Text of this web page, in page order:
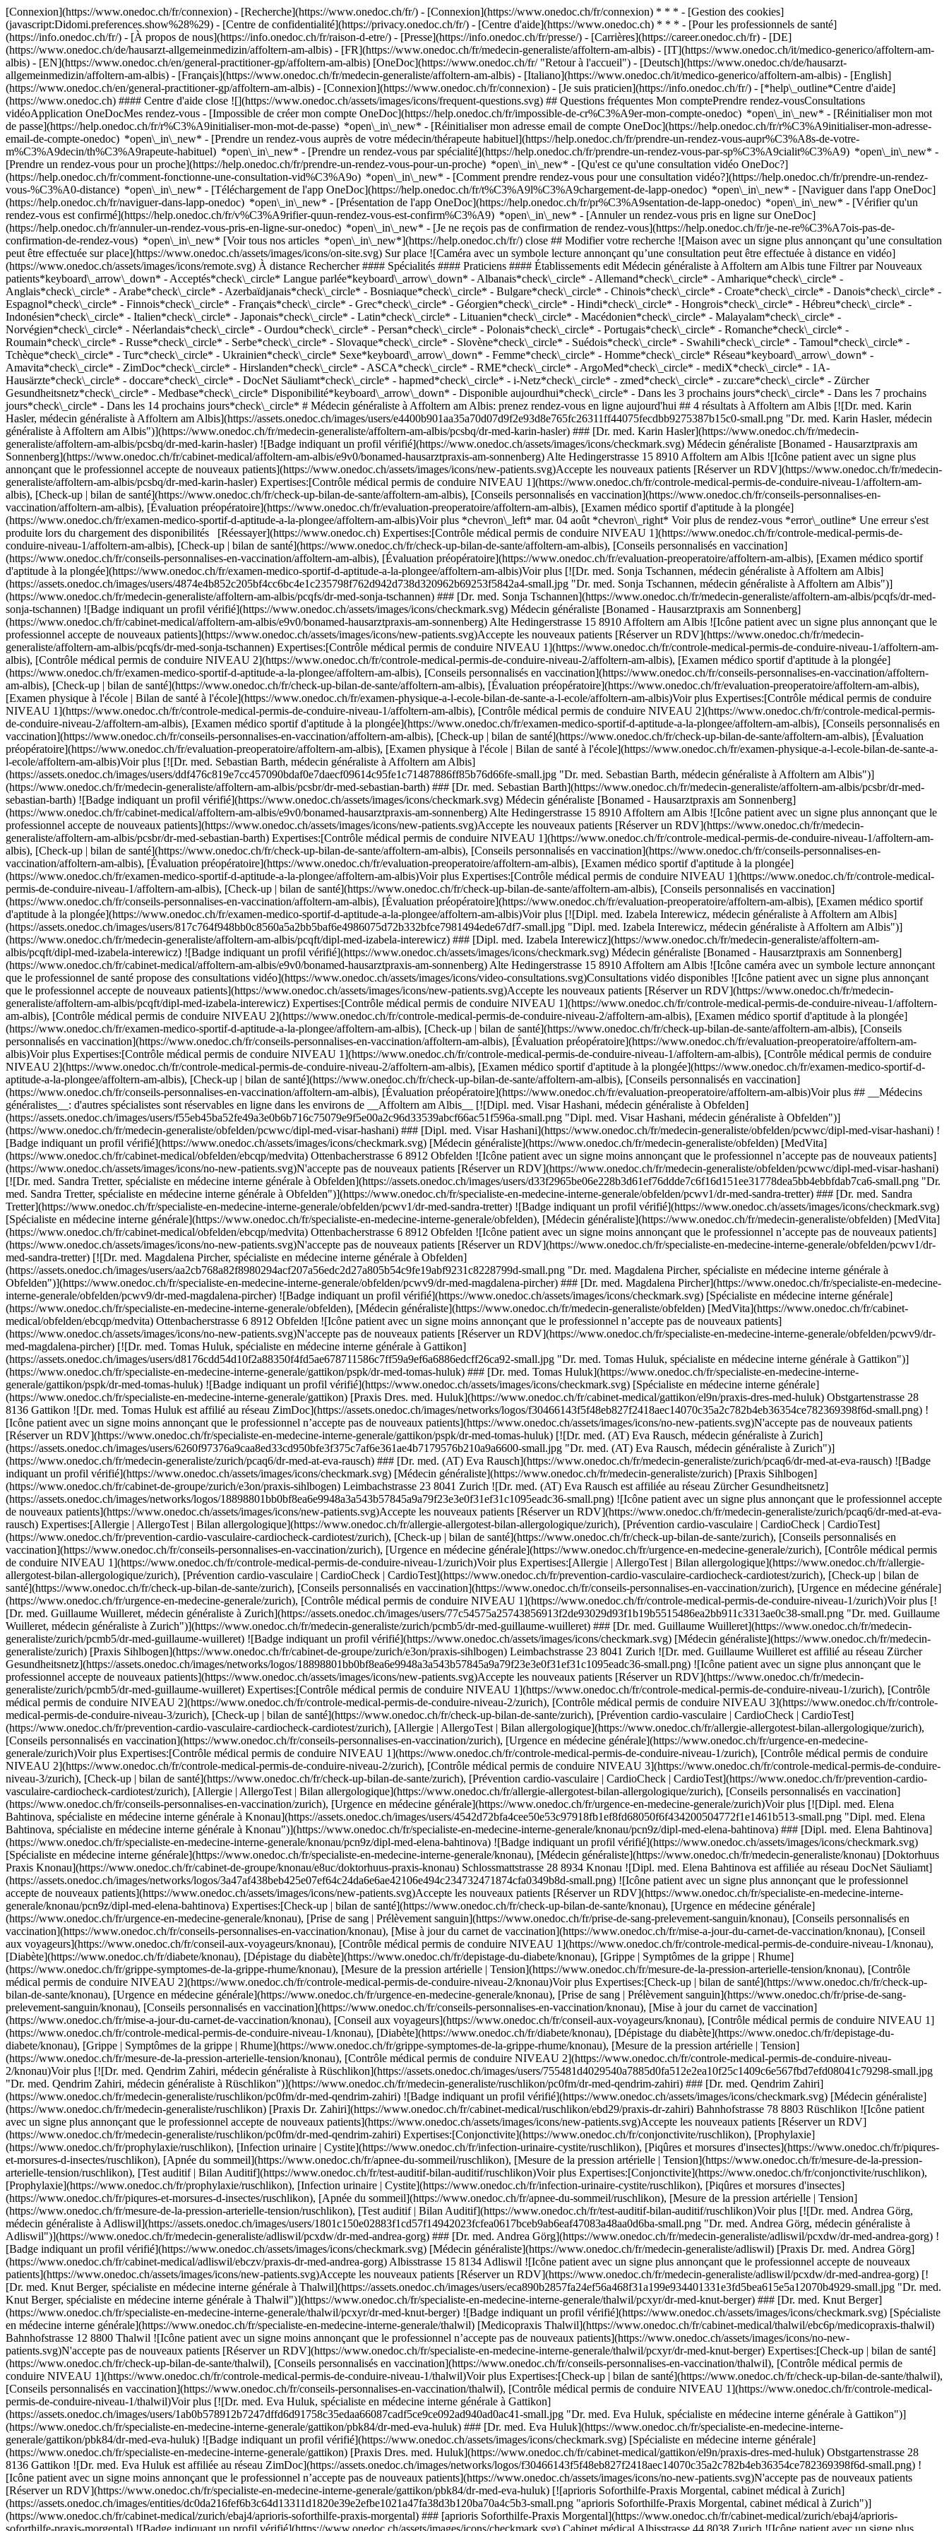
[Connexion](https://www.onedoc.ch/fr/connexion) - [Recherche](https://www.onedoc.ch/fr/) - [Connexion](https://www.onedoc.ch/fr/connexion) * * * - [Gestion des cookies]
(javascript:Didomi.preferences.show%28%29) - [Centre de confidentialité](https://privacy.onedoc.ch/fr/) - [Centre d'aide](https://www.onedoc.ch) * * * - [Pour les professionnels de santé]
(https://info.onedoc.ch/fr/) - [À propos de nous](https://info.onedoc.ch/fr/raison-d-etre/) - [Presse](https://info.onedoc.ch/fr/presse/) - [Carrières](https://career.onedoc.ch/fr) - [DE]
(https://www.onedoc.ch/de/hausarzt-allgemeinmedizin/affoltern-am-albis) - [FR](https://www.onedoc.ch/fr/medecin-generaliste/affoltern-am-albis) - [IT](https://www.onedoc.ch/it/medico-generico/affoltern-am-
albis) - [EN](https://www.onedoc.ch/en/general-practitioner-gp/affoltern-am-albis) [OneDoc](https://www.onedoc.ch/fr/ "Retour à l'accueil") - [Deutsch](https://www.onedoc.ch/de/hausarzt-
allgemeinmedizin/affoltern-am-albis) - [Français](https://www.onedoc.ch/fr/medecin-generaliste/affoltern-am-albis) - [Italiano](https://www.onedoc.ch/it/medico-generico/affoltern-am-albis) - [English]
(https://www.onedoc.ch/en/general-practitioner-gp/affoltern-am-albis) - [Connexion](https://www.onedoc.ch/fr/connexion) - [Je suis praticien](https://info.onedoc.ch/fr/) - [*help\_outline*Centre d'aide]
(https://www.onedoc.ch) #### Centre d'aide close ![](https://www.onedoc.ch/assets/images/icons/frequent-questions.svg) ## Questions fréquentes Mon comptePrendre rendez-vousConsultations
vidéoApplication OneDocMes rendez-vous - [Impossible de créer mon compte OneDoc](https://help.onedoc.ch/fr/impossible-de-cr%C3%A9er-mon-compte-onedoc) *open\_in\_new* - [Réinitialiser mon mot
de passe](https://help.onedoc.ch/fr/r%C3%A9initialiser-mon-mot-de-passe) *open\_in\_new* - [Réinitialiser mon adresse email de compte OneDoc](https://help.onedoc.ch/fr/r%C3%A9initialiser-mon-adresse-
email-de-compte-onedoc) *open\_in\_new* - [Prendre un rendez-vous auprès de votre médecin/thérapeute habituel](https://help.onedoc.ch/fr/prendre-un-rendez-vous-aupr%C3%A8s-de-votre-
m%C3%A9decin/th%C3%A9rapeute-habituel) *open\_in\_new* - [Prendre un rendez-vous par spécialité](https://help.onedoc.ch/fr/prendre-un-rendez-vous-par-sp%C3%A9cialit%C3%A9) *open\_in\_new* -
[Prendre un rendez-vous pour un proche](https://help.onedoc.ch/fr/prendre-un-rendez-vous-pour-un-proche) *open\_in\_new* - [Qu'est ce qu'une consultation vidéo OneDoc?]
(https://help.onedoc.ch/fr/comment-fonctionne-une-consultation-vid%C3%A9o) *open\_in\_new* - [Comment prendre rendez-vous pour une consultation vidéo?](https://help.onedoc.ch/fr/prendre-un-rendez-
vous-%C3%A0-distance) *open\_in\_new* - [Téléchargement de l'app OneDoc](https://help.onedoc.ch/fr/t%C3%A9l%C3%A9chargement-de-lapp-onedoc) *open\_in\_new* - [Naviguer dans l'app OneDoc]
(https://help.onedoc.ch/fr/naviguer-dans-lapp-onedoc) *open\_in\_new* - [Présentation de l'app OneDoc](https://help.onedoc.ch/fr/pr%C3%A9sentation-de-lapp-onedoc) *open\_in\_new* - [Vérifier qu'un rendez-vous est confirmé](https://help.onedoc.ch/fr/v%C3%A9rifier-quun-rendez-vous-est-confirm%C3%A9) *open\_in\_new* - [Annuler un rendez-vous pris en ligne sur OneDoc](https://help.onedoc.ch/fr/annuler-un-rendez-vous-pris-en-ligne-sur-onedoc) *open\_in\_new* - [Je ne reçois pas de confirmation de rendez-vous](https://help.onedoc.ch/fr/je-ne-re%C3%A7ois-pas-de-confirmation-de-rendez-vous) *open\_in\_new* [Voir tous nos articles *open\_in\_new*](https://help.onedoc.ch/fr/) close ## Modifier votre recherche ![Maison avec un signe plus annonçant qu’une consultation peut être effectuée sur place](https://www.onedoc.ch/assets/images/icons/on-site.svg) Sur place ![Caméra avec un symbole lecture annonçant qu’une consultation peut être effectuée à distance en vidéo](https://www.onedoc.ch/assets/images/icons/remote.svg) À distance Rechercher #### Spécialités #### Praticiens #### Établissements edit Médecin généraliste à Affoltern am Albis tune Filtrer par Nouveaux patients*keyboard\_arrow\_down* - Acceptés*check\_circle* Langue parlée*keyboard\_arrow\_down* - Albanais*check\_circle* - Allemand*check\_circle* - Amharique*check\_circle* - Anglais*check\_circle* - Arabe*check\_circle* - Azerbaïdjanais*check\_circle* - Bosniaque*check\_circle* - Bulgare*check\_circle* - Chinois*check\_circle* - Croate*check\_circle* - Danois*check\_circle* - Espagnol*check\_circle* - Finnois*check\_circle* - Français*check\_circle* - Grec*check\_circle* - Géorgien*check\_circle* - Hindi*check\_circle* - Hongrois*check\_circle* - Hébreu*check\_circle* - Indonésien*check\_circle* - Italien*check\_circle* - Japonais*check\_circle* - Latin*check\_circle* - Lituanien*check\_circle* - Macédonien*check\_circle* - Malayalam*check\_circle* - Norvégien*check\_circle* - Néerlandais*check\_circle* - Ourdou*check\_circle* - Persan*check\_circle* - Polonais*check\_circle* - Portugais*check\_circle* - Romanche*check\_circle* - Roumain*check\_circle* - Russe*check\_circle* - Serbe*check\_circle* - Slovaque*check\_circle* - Slovène*check\_circle* - Suédois*check\_circle* - Swahili*check\_circle* - Tamoul*check\_circle* - Tchèque*check\_circle* - Turc*check\_circle* - Ukrainien*check\_circle* Sexe*keyboard\_arrow\_down* - Femme*check\_circle* - Homme*check\_circle* Réseau*keyboard\_arrow\_down* - Amavita*check\_circle* - ZimDoc*check\_circle* - Hirslanden*check\_circle* - ASCA*check\_circle* - RME*check\_circle* - ArgoMed*check\_circle* - mediX*check\_circle* - 1A-Hausärzte*check\_circle* - doccare*check\_circle* - DocNet Säuliamt*check\_circle* - hapmed*check\_circle* - i-Netz*check\_circle* - zmed*check\_circle* - zu:care*check\_circle* - Zürcher Gesundheitsnetz*check\_circle* - Medbase*check\_circle* Disponibilité*keyboard\_arrow\_down* - Disponible aujourdhui*check\_circle* - Dans les 3 prochains jours*check\_circle* - Dans les 7 prochains jours*check\_circle* - Dans les 14 prochains jours*check\_circle* # Médecin généraliste à Affoltern am Albis: prenez rendez-vous en ligne aujourd'hui ## 4 résultats à Affoltern am Albis [![Dr. med. Karin Hasler, médecin généraliste à Affoltern am Albis](https://assets.onedoc.ch/images/users/e4400b901aa35a70d07d9f2e93d8e765fc26311ff44075fecdbb9275387b15c0-small.png "Dr. med. Karin Hasler, médecin généraliste à Affoltern am Albis")](https://www.onedoc.ch/fr/medecin-generaliste/affoltern-am-albis/pcsbq/dr-med-karin-hasler) ### [Dr. med. Karin Hasler](https://www.onedoc.ch/fr/medecin-generaliste/affoltern-am-albis/pcsbq/dr-med-karin-hasler) ![Badge indiquant un profil vérifié](https://www.onedoc.ch/assets/images/icons/checkmark.svg) Médecin généraliste [Bonamed - Hausarztpraxis am Sonnenberg](https://www.onedoc.ch/fr/cabinet-medical/affoltern-am-albis/e9v0/bonamed-hausarztpraxis-am-sonnenberg) Alte Hedingerstrasse 15 8910 Affoltern am Albis ![Icône patient avec un signe plus annonçant que le professionnel accepte de nouveaux patients](https://www.onedoc.ch/assets/images/icons/new-patients.svg)Accepte les nouveaux patients [Réserver un RDV](https://www.onedoc.ch/fr/medecin-generaliste/affoltern-am-albis/pcsbq/dr-med-karin-hasler) Expertises:[Contrôle médical permis de conduire NIVEAU 1](https://www.onedoc.ch/fr/controle-medical-permis-de-conduire-niveau-1/affoltern-am-albis), [Check-up | bilan de santé](https://www.onedoc.ch/fr/check-up-bilan-de-sante/affoltern-am-albis), [Conseils personnalisés en vaccination](https://www.onedoc.ch/fr/conseils-personnalises-en-vaccination/affoltern-am-albis), [Évaluation préopératoire](https://www.onedoc.ch/fr/evaluation-preoperatoire/affoltern-am-albis), [Examen médico sportif d'aptitude à la plongée](https://www.onedoc.ch/fr/examen-medico-sportif-d-aptitude-a-la-plongee/affoltern-am-albis)Voir plus *chevron\_left* mar. 04 août *chevron\_right* Voir plus de rendez-vous *error\_outline* Une erreur s'est produite lors du chargement des disponibilités [Réessayer](https://www.onedoc.ch) Expertises:[Contrôle médical permis de conduire NIVEAU 1](https://www.onedoc.ch/fr/controle-medical-permis-de-conduire-niveau-1/affoltern-am-albis), [Check-up | bilan de santé](https://www.onedoc.ch/fr/check-up-bilan-de-sante/affoltern-am-albis), [Conseils personnalisés en vaccination](https://www.onedoc.ch/fr/conseils-personnalises-en-vaccination/affoltern-am-albis), [Évaluation préopératoire](https://www.onedoc.ch/fr/evaluation-preoperatoire/affoltern-am-albis), [Examen médico sportif d'aptitude à la plongée](https://www.onedoc.ch/fr/examen-medico-sportif-d-aptitude-a-la-plongee/affoltern-am-albis)Voir plus [![Dr. med. Sonja Tschannen, médecin généraliste à Affoltern am Albis](https://assets.onedoc.ch/images/users/4874e4b852c205bf4cc6bc4e1c235798f762d942d738d320962b69253f5842a4-small.jpg "Dr. med. Sonja Tschannen, médecin généraliste à Affoltern am Albis")](https://www.onedoc.ch/fr/medecin-generaliste/affoltern-am-albis/pcqfs/dr-med-sonja-tschannen) ### [Dr. med. Sonja Tschannen](https://www.onedoc.ch/fr/medecin-generaliste/affoltern-am-albis/pcqfs/dr-med-sonja-tschannen) ![Badge indiquant un profil vérifié](https://www.onedoc.ch/assets/images/icons/checkmark.svg) Médecin généraliste [Bonamed - Hausarztpraxis am Sonnenberg](https://www.onedoc.ch/fr/cabinet-medical/affoltern-am-albis/e9v0/bonamed-hausarztpraxis-am-sonnenberg) Alte Hedingerstrasse 15 8910 Affoltern am Albis ![Icône patient avec un signe plus annonçant que le professionnel accepte de nouveaux patients](https://www.onedoc.ch/assets/images/icons/new-patients.svg)Accepte les nouveaux patients [Réserver un RDV](https://www.onedoc.ch/fr/medecin-generaliste/affoltern-am-albis/pcqfs/dr-med-sonja-tschannen) Expertises:[Contrôle médical permis de conduire NIVEAU 1](https://www.onedoc.ch/fr/controle-medical-permis-de-conduire-niveau-1/affoltern-am-albis), [Contrôle médical permis de conduire NIVEAU 2](https://www.onedoc.ch/fr/controle-medical-permis-de-conduire-niveau-2/affoltern-am-albis), [Examen médico sportif d'aptitude à la plongée](https://www.onedoc.ch/fr/examen-medico-sportif-d-aptitude-a-la-plongee/affoltern-am-albis), [Conseils personnalisés en vaccination](https://www.onedoc.ch/fr/conseils-personnalises-en-vaccination/affoltern-am-albis), [Check-up | bilan de santé](https://www.onedoc.ch/fr/check-up-bilan-de-sante/affoltern-am-albis), [Évaluation préopératoire](https://www.onedoc.ch/fr/evaluation-preoperatoire/affoltern-am-albis), [Examen physique à l'école | Bilan de santé à l'école](https://www.onedoc.ch/fr/examen-physique-a-l-ecole-bilan-de-sante-a-l-ecole/affoltern-am-albis)Voir plus Expertises:[Contrôle médical permis de conduire NIVEAU 1](https://www.onedoc.ch/fr/controle-medical-permis-de-conduire-niveau-1/affoltern-am-albis), [Contrôle médical permis de conduire NIVEAU 2](https://www.onedoc.ch/fr/controle-medical-permis-de-conduire-niveau-2/affoltern-am-albis), [Examen médico sportif d'aptitude à la plongée](https://www.onedoc.ch/fr/examen-medico-sportif-d-aptitude-a-la-plongee/affoltern-am-albis), [Conseils personnalisés en vaccination](https://www.onedoc.ch/fr/conseils-personnalises-en-vaccination/affoltern-am-albis), [Check-up | bilan de santé](https://www.onedoc.ch/fr/check-up-bilan-de-sante/affoltern-am-albis), [Évaluation préopératoire](https://www.onedoc.ch/fr/evaluation-preoperatoire/affoltern-am-albis), [Examen physique à l'école | Bilan de santé à l'école](https://www.onedoc.ch/fr/examen-physique-a-l-ecole-bilan-de-sante-a-l-ecole/affoltern-am-albis)Voir plus [![Dr. med. Sebastian Barth, médecin généraliste à Affoltern am Albis](https://assets.onedoc.ch/images/users/ddf476c819e7cc457090bdaf0e7daecf09614c95fe1c71487886ff85b76d66fe-small.jpg "Dr. med. Sebastian Barth, médecin généraliste à Affoltern am Albis")](https://www.onedoc.ch/fr/medecin-generaliste/affoltern-am-albis/pcsbr/dr-med-sebastian-barth) ### [Dr. med. Sebastian Barth](https://www.onedoc.ch/fr/medecin-generaliste/affoltern-am-albis/pcsbr/dr-med-sebastian-barth) ![Badge indiquant un profil vérifié](https://www.onedoc.ch/assets/images/icons/checkmark.svg) Médecin généraliste [Bonamed - Hausarztpraxis am Sonnenberg](https://www.onedoc.ch/fr/cabinet-medical/affoltern-am-albis/e9v0/bonamed-hausarztpraxis-am-sonnenberg) Alte Hedingerstrasse 15 8910 Affoltern am Albis ![Icône patient avec un signe plus annonçant que le professionnel accepte de nouveaux patients](https://www.onedoc.ch/assets/images/icons/new-patients.svg)Accepte les nouveaux patients [Réserver un RDV](https://www.onedoc.ch/fr/medecin-generaliste/affoltern-am-albis/pcsbr/dr-med-sebastian-barth) Expertises:[Contrôle médical permis de conduire NIVEAU 1](https://www.onedoc.ch/fr/controle-medical-permis-de-conduire-niveau-1/affoltern-am-albis), [Check-up | bilan de santé](https://www.onedoc.ch/fr/check-up-bilan-de-sante/affoltern-am-albis), [Conseils personnalisés en vaccination](https://www.onedoc.ch/fr/conseils-personnalises-en-vaccination/affoltern-am-albis), [Évaluation préopératoire](https://www.onedoc.ch/fr/eval
érifié](https://www.onedoc.ch/assets/images/icons/checkmark.svg) [Spécialiste en médecine interne générale](https://www.onedoc.ch/fr/specialiste-en-medecine-interne-generale/gattikon) [Praxis Dres. med. Huluk](https://www.onedoc.ch/fr/cabinet-medical/gattikon/el9n/praxis-dres-med-huluk) Obstgartenstrasse 28 8136 Gattikon ![Dr. med. Tomas Huluk est affilié au réseau ZimDoc](https://assets.onedoc.ch/images/networks/logos/f30466143f5f48eb827f2418aec14070c35a2c782b4eb36354ce782369398f6d-small.png) ![Icône patient avec un signe moins annonçant que le professionnel n’accepte pas de nouveaux patients](https://www.onedoc.ch/assets/images/icons/no-new-patients.svg)N'accepte pas de nouveaux patients [Réserver un RDV](https://www.onedoc.ch/fr/specialiste-en-medecine-interne-generale/gattikon/pspk/dr-med-tomas-huluk) [![Dr. med. (AT) Eva Rausch, médecin généraliste à Zurich](https://assets.onedoc.ch/images/users/6260f97376a9caa8ed33cd950bfe3f375c7af6e361ae4b7179576b210a9a6600-small.jpg "Dr. med. (AT) Eva Rausch, médecin généraliste à Zurich")](https://www.onedoc.ch/fr/medecin-generaliste/zurich/pcaq6/dr-med-at-eva-rausch) ### [Dr. med. (AT) Eva Rausch](https://www.onedoc.ch/fr/medecin-generaliste/zurich/pcaq6/dr-med-at-eva-rausch) ![Badge indiquant un profil vérifié](https://www.onedoc.ch/assets/images/icons/checkmark.svg) [Médecin généraliste](https://www.onedoc.ch/fr/medecin-generaliste/zurich) [Praxis Sihlbogen](https://www.onedoc.ch/fr/cabinet-de-groupe/zurich/e3on/praxis-sihlbogen) Leimbachstrasse 23 8041 Zurich ![Dr. med. (AT) Eva Rausch est affiliée au réseau Zürcher Gesundheitsnetz](https://assets.onedoc.ch/images/networks/logos/18898801bb0bf8ea6e9948a3a543b57845a9a79f23e3e0f31ef31c1095eadc36-small.png) ![Icône patient avec un signe plus annonçant que le professionnel accepte de nouveaux patients](https://www.onedoc.ch/assets/images/icons/new-patients.svg)Accepte les nouveaux patients [Réserver un RDV](https://www.onedoc.ch/fr/medecin-generaliste/zurich/pcaq6/dr-med-at-eva-rausch) Expertises:[Allergie | AllergoTest | Bilan allergologique](https://www.onedoc.ch/fr/allergie-allergotest-bilan-allergologique/zurich), [Prévention cardio-vasculaire | CardioCheck | CardioTest](https://www.onedoc.ch/fr/prevention-cardio-vasculaire-cardiocheck-cardiotest/zurich), [Check-up | bilan de santé](https://www.onedoc.ch/fr/check-up-bilan-de-sante/zurich), [Conseils personnalisés en vaccination](https://www.onedoc.ch/fr/conseils-personnalises-en-vaccination/zurich), [Urgence en médecine générale](https://www.onedoc.ch/fr/urgence-en-medecine-generale/zurich), [Contrôle médical permis de conduire NIVEAU 1](https://www.onedoc.ch/fr/controle-medical-permis-de-conduire-niveau-1/zurich)Voir plus Expertises:[Allergie | AllergoTest | Bilan allergologique](https://www.onedoc.ch/fr/allergie-allergotest-bilan-allergologique/zurich), [Prévention cardio-vasculaire | CardioCheck | CardioTest](https://www.onedoc.ch/fr/prevention-cardio-vasculaire-cardiocheck-cardiotest/zurich), [Check-up | bilan de santé](https://www.onedoc.ch/fr/check-up-bilan-de-sante/zurich), [Conseils personnalisés en vaccination](https://www.onedoc.ch/fr/conseils-personnalises-en-vaccination/zurich), [Urgence en médecine générale](https://www.onedoc.ch/fr/urgence-en-medecine-generale/zurich), [Contrôle médical permis de conduire NIVEAU 1](https://www.onedoc.ch/fr/controle-medical-permis-de-conduire-niveau-1/zurich)Voir plus [![Dr. med. Guillaume Wuilleret, médecin généraliste à Zurich](https://assets.onedoc.ch/images/users/77c54575a25743856913f2de93029d93f1b19b5515486ea2bb911c3313ae0c38-small.png "Dr. med. Guillaume Wuilleret, médecin généraliste à Zurich")](https://www.onedoc.ch/fr/medecin-generaliste/zurich/pcmb5/dr-med-guillaume-wuilleret) ### [Dr. med. Guillaume Wuilleret](https://www.onedoc.ch/fr/medecin-generaliste/zurich/pcmb5/dr-med-guillaume-wuilleret) ![Badge indiquant un profil vérifié](https://www.onedoc.ch/assets/images/icons/checkmark.svg) [Médecin généraliste](https://www.onedoc.ch/fr/medecin-generaliste/zurich) [Praxis Sihlbogen](https://www.onedoc.ch/fr/cabinet-de-groupe/zurich/e3on/praxis-sihlbogen) Leimbachstrasse 23 8041 Zurich ![Dr. med. Guillaume Wuilleret est affilié au réseau Zürcher Gesundheitsnetz](https://assets.onedoc.ch/images/networks/logos/18898801bb0bf8ea6e9948a3a543b57845a9a79f23e3e0f31ef31c1095eadc36-small.png) ![Icône patient avec un signe plus annonçant que le professionnel accepte de nouveaux patients](https://www.onedoc.ch/assets/images/icons/new-patients.svg)Accepte les nouveaux patients [Réserver un RDV](https://www.onedoc.ch/fr/medecin-generaliste/zurich/pcmb5/dr-med-guillaume-wuilleret) Expertises:[Contrôle médical permis de conduire NIVEAU 1](https://www.onedoc.ch/fr/controle-medical-permis-de-conduire-niveau-1/zurich), [Contrôle médical permis de conduire NIVEAU 2](https://www.onedoc.ch/fr/controle-medical-permis-de-conduire-niveau-2/zurich), [Contrôle médical permis de conduire NIVEAU 3](https://www.onedoc.ch/fr/controle-medical-permis-de-conduire-niveau-3/zurich), [Check-up | bilan de santé](https://www.onedoc.ch/fr/check-up-bilan-de-sante/zurich), [Prévention cardio-vasculaire | CardioCheck | CardioTest](https://www.onedoc.ch/fr/prevention-cardio-vasculaire-cardiocheck-cardiotest/zurich), [Allergie | AllergoTest | Bilan allergologique](https://www.onedoc.ch/fr/allergie-allergotest-bilan-allergologique/zurich), [Conseils personnalisés en vaccination](https://www.onedoc.ch/fr/conseils-personnalises-en-vaccination/zurich), [Urgence en médecine générale](https://www.onedoc.ch/fr/urgence-en-medecine-generale/zurich)Voir plus Expertises:[Contrôle médical permis de conduire NIVEAU 1](https://www.onedoc.ch/fr/controle-medical-permis-de-conduire-niveau-1/zurich), [Contrôle médical permis de conduire NIVEAU 2](https://www.onedoc.ch/fr/controle-medical-permis-de-conduire-niveau-2/zurich), [Contrôle médical permis de conduire NIVEAU 3](https://www.onedoc.ch/fr/controle-medical-permis-de-conduire-niveau-3/zurich), [Check-up | bilan de santé](https://www.onedoc.ch/fr/check-up-bilan-de-sante/zurich), [Prévention cardio-vasculaire | CardioCheck | CardioTest](https://www.onedoc.ch/fr/prevention-cardio-vasculaire-cardiocheck-cardiotest/zurich), [Allergie | AllergoTest | Bilan allergologique](https://www.onedoc.ch/fr/allergie-allergotest-bilan-allergologique/zurich), [Conseils personnalisés en vaccination](https://www.onedoc.ch/fr/conseils-personnalises-en-vaccination/zurich), [Urgence en médecine générale](https://www.onedoc.ch/fr/urgence-en-medecine-generale/zurich)Voir plus [![Dipl. med. Elena Bahtinova, spécialiste en médecine interne générale à Knonau](https://assets.onedoc.ch/images/users/4542d72bfa4cee50e53c97918fb1ef8fd68050f6f434200504772f1e1461b513-small.png "Dipl. med. Elena Bahtinova, spécialiste en médecine interne générale à Knonau")](https://www.onedoc.ch/fr/specialiste-en-medecine-interne-generale/knonau/pcn9z/dipl-med-elena-bahtinova) ### [Dipl. med. Elena Bahtinova](https://www.onedoc.ch/fr/specialiste-en-medecine-interne-generale/knonau/pcn9z/dipl-med-elena-bahtinova) ![Badge indiquant un profil vérifié](https://www.onedoc.ch/assets/images/icons/checkmark.svg) [Spécialiste en médecine interne générale](https://www.onedoc.ch/fr/specialiste-en-medecine-interne-generale/knonau), [Médecin généraliste](https://www.onedoc.ch/fr/medecin-generaliste/knonau) [Doktorhuus Praxis Knonau](https://www.onedoc.ch/fr/cabinet-de-groupe/knonau/e8uc/doktorhuus-praxis-knonau) Schlossmattstrasse 28 8934 Knonau ![Dipl. med. Elena Bahtinova est affiliée au réseau DocNet Säuliamt](https://assets.onedoc.ch/images/networks/logos/3a47af438beb425e07ef64c24da6e6ae42106e494c234732471874cfa0349b8d-small.png) ![Icône patient avec un signe plus annonçant que le professionnel accepte de nouveaux patients](https://www.onedoc.ch/assets/images/icons/new-patients.svg)Accepte les nouveaux patients [Réserver un RDV](https://www.onedoc.ch/fr/specialiste-en-medecine-interne-generale/knonau/pcn9z/dipl-med-elena-bahtinova) Expertises:[Check-up | bilan de santé](https://www.onedoc.ch/fr/check-up-bilan-de-sante/knonau), [Urgence en médecine générale](https://www.onedoc.ch/fr/urgence-en-medecine-generale/knonau), [Prise de sang | Prélèvement sanguin](https://www.onedoc.ch/fr/prise-de-sang-prelevement-sanguin/knonau), [Conseils personnalisés en vaccination](https://www.onedoc.ch/fr/conseils-personnalises-en-vaccination/knonau), [Mise à jour du carnet de vaccination](https://www.onedoc.ch/fr/mise-a-jour-du-carnet-de-vaccination/knonau), [Conseil aux voyageurs](https://www.onedoc.ch/fr/conseil-aux-voyageurs/knonau), [Contrôle médical permis de conduire NIVEAU 1](https://www.onedoc.ch/fr/controle-medical-permis-de-conduire-niveau-1/knonau), [Diabète](https://www.onedoc.ch/fr/diabete/knonau), [Dépistage du diabète](https://www.onedoc.ch/fr/depistage-du-diabete/knonau), [Grippe | Symptômes de la grippe | Rhume](https://www.onedoc.ch/fr/grippe-symptomes-de-la-grippe-rhume/knonau), [Mesure de la pression artérielle | Tension](https://www.onedoc.ch/fr/mesure-de-la-pression-arterielle-tension/knonau), [Contrôle médical permis de conduire NIVEAU 2](https://www.onedoc.ch/fr/controle-medical-permis-de-conduire-niveau-2/knonau)Voir plus Expertises:[Check-up | bilan de santé](https://www.onedoc.ch/fr/check-up-bilan-de-sante/knonau), [Urgence en médecine générale](https://www.onedoc.ch/fr/urgence-en-medecine-generale/knonau), [Prise de sang | Prélèvement sanguin](https://www.onedoc.ch/fr/prise-de-sang-prelevement-sanguin/knonau), [Conseils personnalisés en vaccination](https://www.onedoc.ch/fr/conseils-personnalises-en-vaccination/knonau), [Mise à jour du carnet de vaccination](https://www.onedoc.ch/fr/mise-a-jour-du-carnet-de-vaccination/knonau), [Conseil aux voyageurs](https://www.onedoc.ch/fr/conseil-aux-voyageurs/knonau), [Contrôle médical permis de conduire NIVEAU 1](https://www.onedoc.ch/fr/controle-medical-permis-de-conduire-niveau-1/kn